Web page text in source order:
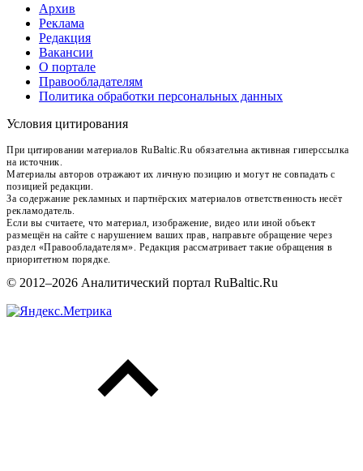
Архив
Реклама
Редакция
Вакансии
О портале
Правообладателям
Политика обработки персональных данных
Условия цитирования
При цитировании материалов RuBaltic.Ru обязательна активная гиперссылка
на источник.
Материалы авторов отражают их личную позицию и могут не совпадать с
позицией редакции.
За содержание рекламных и партнёрских материалов ответственность несёт
рекламодатель.
Если вы считаете, что материал, изображение, видео или иной объект
размещён на сайте с нарушением ваших прав, направьте обращение через
раздел «Правообладателям». Редакция рассматривает такие обращения в
приоритетном порядке.
© 2012–2026 Аналитический портал RuBaltic.Ru